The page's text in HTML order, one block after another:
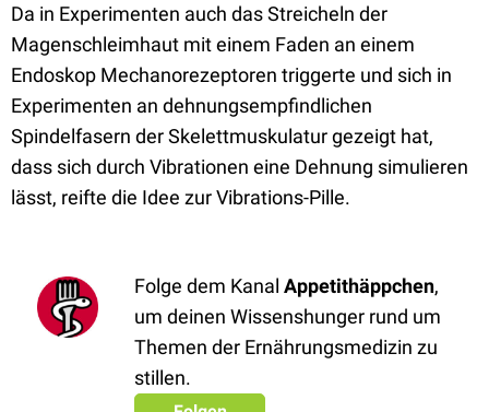
Da in Experimenten auch das Streicheln der
Magenschleimhaut mit einem Faden an einem
Endoskop Mechanorezeptoren triggerte und sich in
Experimenten an dehnungsempfindlichen
Spindelfasern der Skelettmuskulatur gezeigt hat,
dass sich durch Vibrationen eine Dehnung simulieren
lässt, reifte die Idee zur Vibrations-Pille.
Folge dem Kanal Appetithäppchen,
um deinen Wissenshunger rund um
Themen der Ernährungsmedizin zu
stillen.